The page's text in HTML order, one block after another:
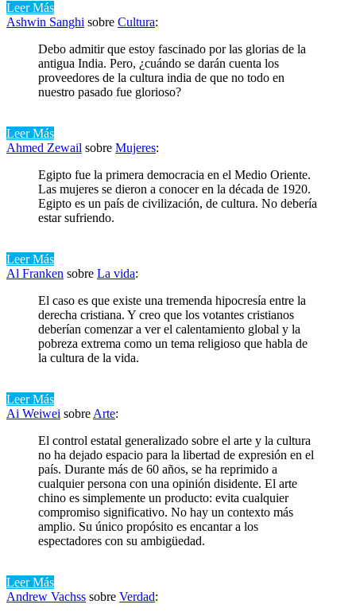
Leer Más
Ashwin Sanghi sobre Cultura:
Debo admitir que estoy fascinado por las glorias de la
antigua India. Pero, ¿cuándo se darán cuenta los
proveedores de la cultura india de que no todo en
nuestro pasado fue glorioso?
Leer Más
Ahmed Zewail sobre Mujeres:
Egipto fue la primera democracia en el Medio Oriente.
Las mujeres se dieron a conocer en la década de 1920.
Egipto es un país de civilización, de cultura. No debería
estar sufriendo.
Leer Más
Al Franken sobre La vida:
El caso es que existe una tremenda hipocresía entre la
derecha cristiana. Y creo que los votantes cristianos
deberían comenzar a ver el calentamiento global y la
pobreza extrema como un tema religioso que habla de
la cultura de la vida.
Leer Más
Ai Weiwei sobre Arte:
El control estatal generalizado sobre el arte y la cultura
no ha dejado espacio para la libertad de expresión en el
país. Durante más de 60 años, se ha reprimido a
cualquier persona con una opinión disidente. El arte
chino es simplemente un producto: evita cualquier
compromiso significativo. No hay un contexto más
amplio. Su único propósito es encantar a los
espectadores con su ambigüedad.
Leer Más
Andrew Vachss sobre Verdad: